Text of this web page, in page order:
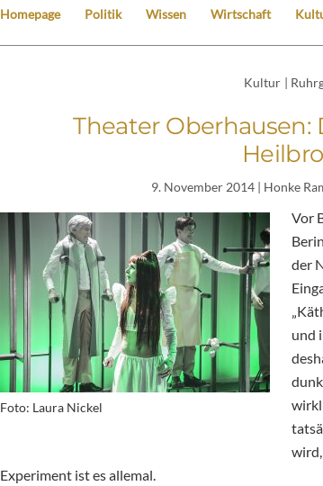
Homepage Politik Wissen Wirtschaft
Kultur |
Theater Oberhausen:
9. November 2014 | Honke
Foto: Laura Nickel
Vor
der
und
Experiment ist es allemal.